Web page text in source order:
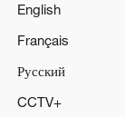
English
Français
Русский
CCTV+